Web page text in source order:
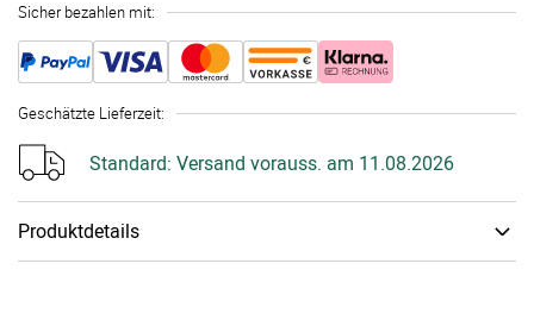
Sicher bezahlen mit:
Geschätzte Lieferzeit:
Standard: Versand vorauss. am 11.08.2026
Produktdetails